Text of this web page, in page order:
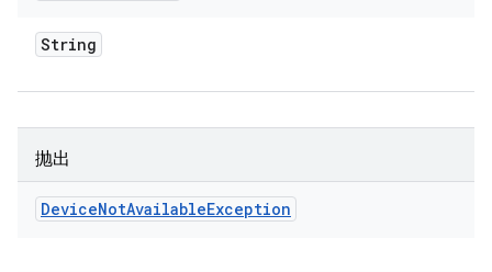
String
抛出
DeviceNotAvailableException